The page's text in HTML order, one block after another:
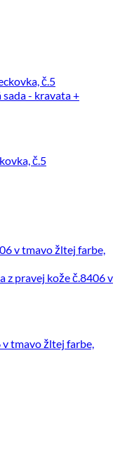
č.5
tmavo žltej farbe,